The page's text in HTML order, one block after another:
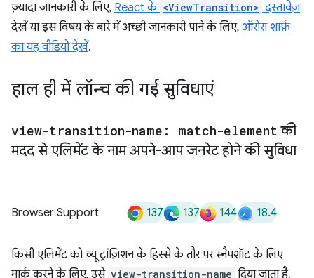
ज़्यादा जानकारी के लिए, React के <ViewTransition> दस्तावेज़
देखें या इस विषय के बारे में अच्छी जानकारी पाने के लिए, ऑरोरा शार्फ़
का यह वीडियो देखें.
हाल ही में लॉन्च की गई सुविधाएं
view-transition-name: match-element की
मदद से एलिमेंट के नाम अपने-आप जनरेट होने की सुविधा
Browser Support 137 137 144 18.4
किसी एलिमेंट को व्यू ट्रांज़िशन के हिस्से के तौर पर स्नैपशॉट के लिए
मार्क करने के लिए, उसे view-transition-name दिया जाता है.